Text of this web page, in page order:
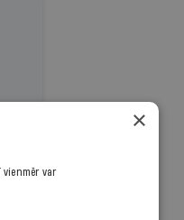
×
var